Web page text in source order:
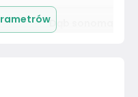
Dąb sonoma